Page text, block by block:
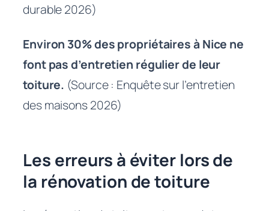
durable 2026)
Environ 30% des propriétaires à Nice ne
font pas d’entretien régulier de leur
toiture. (Source : Enquête sur l’entretien
des maisons 2026)
Les erreurs à éviter lors de
la rénovation de toiture